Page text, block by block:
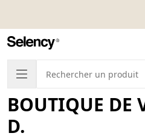
BOUTIQUE DE
D.